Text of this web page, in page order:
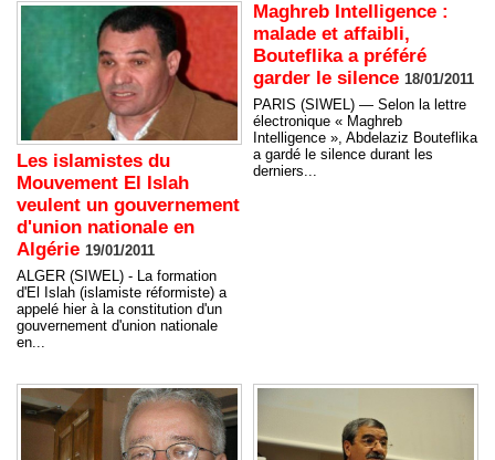
Les islamistes du
Mouvement El Islah
veulent un gouvernement
d'union nationale en
Algérie 19/01/2011
ALGER (SIWEL) - La formation
d'El Islah (islamiste réformiste) a
appelé hier à la constitution d'un
gouvernement d'union nationale
en...
Maghreb Intelligence :
malade et affaibli,
Bouteflika a préféré
garder le silence 18/01/2011
PARIS (SIWEL) — Selon la lettre
électronique « Maghreb
Intelligence », Abdelaziz Bouteflika
a gardé le silence durant les
derniers...